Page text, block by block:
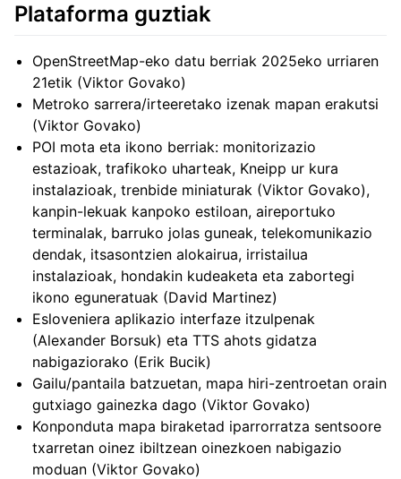
Plataforma guztiak
OpenStreetMap-eko datu berriak 2025eko urriaren
21etik (Viktor Govako)
Metroko sarrera/irteeretako izenak mapan erakutsi
(Viktor Govako)
POI mota eta ikono berriak: monitorizazio
estazioak, trafikoko uharteak, Kneipp ur kura
instalazioak, trenbide miniaturak (Viktor Govako),
kanpin-lekuak kanpoko estiloan, aireportuko
terminalak, barruko jolas guneak, telekomunikazio
dendak, itsasontzien alokairua, irristailua
instalazioak, hondakin kudeaketa eta zabortegi
ikono eguneratuak (David Martinez)
Esloveniera aplikazio interfaze itzulpenak
(Alexander Borsuk) eta TTS ahots gidatza
nabigaziorako (Erik Bucik)
Gailu/pantaila batzuetan, mapa hiri-zentroetan orain
gutxiago gainezka dago (Viktor Govako)
Konponduta mapa biraketad iparrorratza sentsoore
txarretan oinez ibiltzean oinezkoen nabigazio
moduan (Viktor Govako)